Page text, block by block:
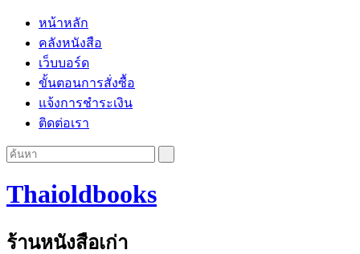
หน้าหลัก
คลังหนังสือ
เว็บบอร์ด
ขั้นตอนการสั่งซื้อ
แจ้งการชำระเงิน
ติดต่อเรา
Thaioldbooks
ร้านหนังสือเก่า